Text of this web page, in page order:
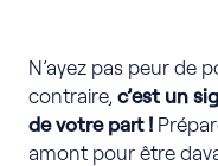
N’ayez pas peur de
contraire, c’est un
de votre part !
amont pour être